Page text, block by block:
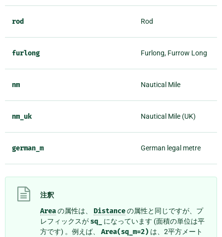
rod Rod
furlong Furlong, Furrow Long
nm Nautical Mile
nm_uk Nautical Mile (UK)
german_m German legal metre
注釈
Areaの属性は、 Distanceの属性と同じですが、プ
レフィックスが sq_
になっています (面積の単位は平
方です) 。例えば、 Area(sq_m=2) は、2平方メート